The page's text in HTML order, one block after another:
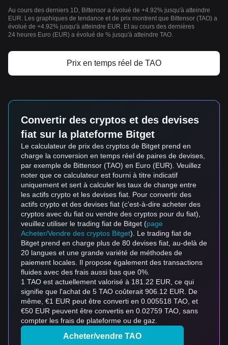
Au cours des derniers 1D, Bittensor a évolué de +4.92% jusqu'à atteindre
EUR. Les graphiques de tendance et de prix montrent que Bittensor (TAO) a
évolué de +4.92% jusqu'à atteindre EUR. Et au cours des dernières
24 heures Euro (EUR) a évolué de % jusqu'à atteindre TAO.
Prix en temps réel de TAO
Convertir des cryptos et des devises
fiat sur la plateforme Bitget
Le calculateur de prix des cryptos de Bitget prend en
charge la conversion en temps réel de paires de devises,
par exemple de Bittensor (TAO) en Euro (EUR). Veuillez
noter que ce calculateur est fourni à titre indicatif
uniquement et sert à calculer les taux de change entre
les actifs crypto et les devises fiat. Pour convertir des
actifs crypto et des devises fiat (c'est-à-dire acheter des
cryptos avec du fiat ou vendre des cryptos pour du fiat),
veuillez utiliser le trading fiat de Bitget (page
Acheter/Vendre des cryptos Bitget). Le trading fiat de
Bitget prend en charge plus de 80 devises fiat, au-delà de
20 langues et une grande variété de méthodes de
paiement locales. Il propose également des transactions
fluides avec des frais aussi bas que 0%.
1 TAO est actuellement valorisé à 181.22 EUR, ce qui
signifie que l'achat de 5 TAO coûterait 906.12 EUR. De
même, €1 EUR peut être converti en 0.005518 TAO, et
€50 EUR peuvent être convertis en 0.02759 TAO, sans
compter les frais de plateforme ou de gaz.
Acheter/vendre TAO